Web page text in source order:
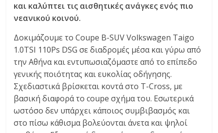
και καλύπτει τις αισθητικές ανάγκες ενός πιο
νεανικού κοινού.
Δοκιμάζουμε το Coupe B-SUV Volkswagen Taigo
1.0TSI 110Ps DSG σε διαδρομές μέσα και γύρω από
την Αθήνα και εντυπωσιαζόμαστε από το επίπεδο
γενικής ποιότητας και ευκολίας οδήγησης.
Σχεδιαστικά βρίσκεται κοντά στο T-Cross, με
βασική διαφορά το coupe σχήμα του. Εσωτερικά
ωστόσο δεν υπάρχει κάποιος συμβιβασμός και
στο πίσω κάθισμα βολεύονται άνετα και ψηλοί